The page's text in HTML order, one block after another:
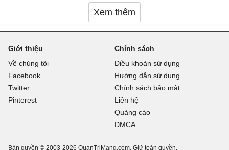
Xem thêm
Giới thiệu
Về chúng tôi
Facebook
Twitter
Pinterest
Chính sách
Điều khoản sử dụng
Hướng dẫn sử dụng
Chính sách bảo mật
Liên hệ
Quảng cáo
DMCA
Bản quyền © 2003-2026 QuanTriMang.com. Giữ toàn quyền.